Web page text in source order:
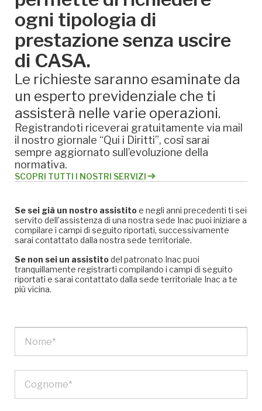
ogni tipologia di
prestazione senza uscire
di CASA.
Le richieste saranno esaminate da
un esperto previdenziale che ti
assisterà nelle varie operazioni.
Registrandoti riceverai gratuitamente via mail
il nostro giornale “Qui i Diritti”, così sarai
sempre aggiornato sull’evoluzione della
normativa.
SCOPRI TUTTI I NOSTRI SERVIZI
Se sei già un nostro assistitoe negli anni precedenti ti sei
servito dell’assistenza di una nostra sede Inac puoi iniziare a
compilare i campi di seguito riportati, successivamente
sarai contattato dalla nostra sede territoriale.
Se non sei un assistitodel patronato Inac puoi
tranquillamente registrarti compilando i campi di seguito
riportati e sarai contattato dalla sede territoriale Inac a te
più vicina.